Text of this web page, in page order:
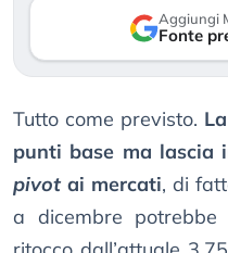
Aggiungi
Fonte
Tutto come previsto.
punti base ma lascia
pivotai mercati, di
a dicembre